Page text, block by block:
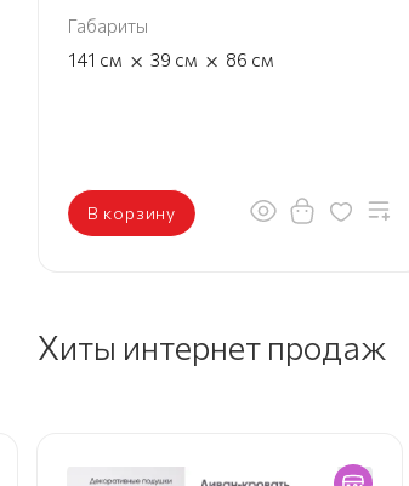
Габариты
141 см × 39 см × 86 см
В корзину
Хиты интернет продаж